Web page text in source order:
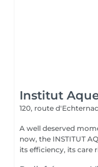
Institut
120, route
A well deserved
now, the INSTITUT
its efficiency, its care